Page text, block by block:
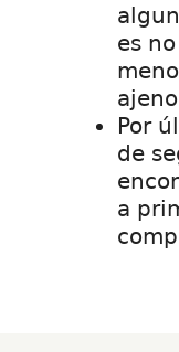
es
Por
de
a